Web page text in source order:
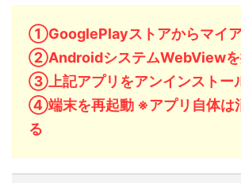
①GooglePlayストアからマイ
②AndroidシステムWebViewを
③上記アプリをアンインストー
④端末を再起動 ※アプリ自体は
る